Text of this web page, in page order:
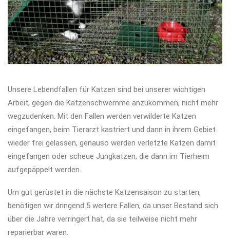
Unsere Lebendfallen für Katzen sind bei unserer wichtigen
Arbeit, gegen die Katzenschwemme anzukommen, nicht mehr
wegzudenken. Mit den Fallen werden verwilderte Katzen
eingefangen, beim Tierarzt kastriert und dann in ihrem Gebiet
wieder frei gelassen, genauso werden verletzte Katzen damit
eingefangen oder scheue Jungkatzen, die dann im Tierheim
aufgepäppelt werden.
Um gut gerüstet in die nächste Katzensaison zu starten,
benötigen wir dringend 5 weitere Fallen, da unser Bestand sich
über die Jahre verringert hat, da sie teilweise nicht mehr
reparierbar waren.